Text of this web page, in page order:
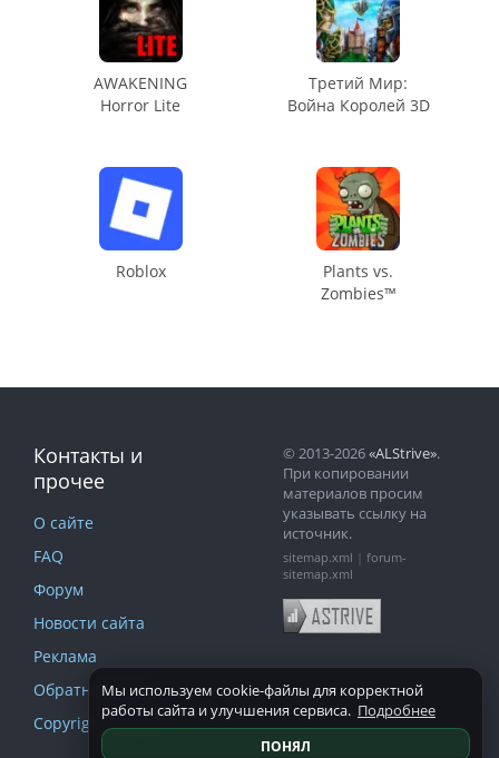
AWAKENING
Horror Lite
Третий Мир:
Война Королей 3D
Roblox
Plants vs.
Zombies™
Контакты и
прочее
О сайте
FAQ
Форум
Новости сайта
Реклама
Обратная связь
Copyright и DMCA
© 2013-2026«ALStrive».
При копировании
материалов просим
указывать ссылку на
источник.
sitemap.xml
forum-
sitemap.xml
Мы используем cookie-файлы для корректной
работы сайта и улучшения сервиса. Подробнее
ПОНЯЛ